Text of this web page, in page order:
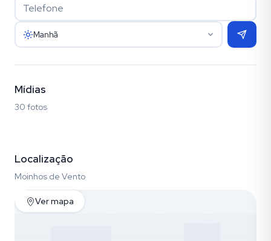
Manhã
Mídias
30 fotos
Localização
Moinhos de Vento
Ver mapa